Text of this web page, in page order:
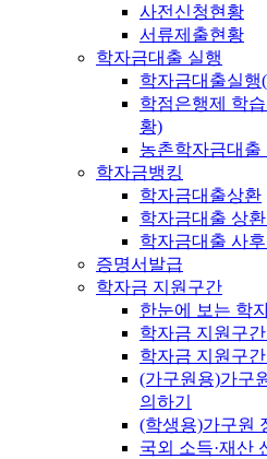
사전신청현황
서류제출현황
학자금대출 실행
학자금대출실행
학점은행제 학
황)
농촌학자금대출
학자금뱅킹
학자금대출상환
학자금대출 상
학자금대출 사후
증명서발급
학자금 지원구간
한눈에 보는 학
학자금 지원구
학자금 지원구
(가구원용)가구
의하기
(학생용)가구원
국외 소득·재산